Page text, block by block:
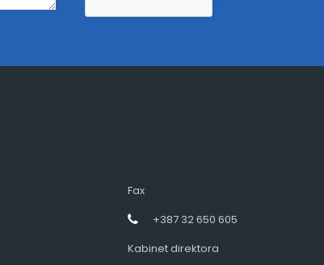
Fax
+387 32 650 605
Kabinet direktora